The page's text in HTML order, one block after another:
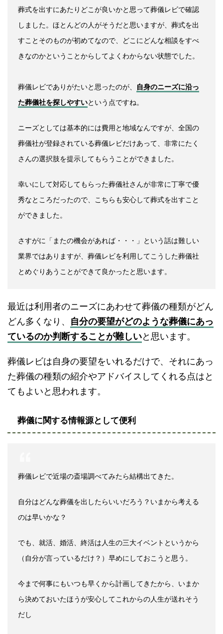
葬式を出すにあたりどこが良いかと思って葬儀レビで確認
しました。 ほとんどの人がそうだと思いますが、葬式を出
すことそのものが初めてなので、どこにどんな相談をすべ
きなのかということからしてよくわからない状態でした。
葬儀レビでありがたいと思ったのが、
自身のニーズに沿っ
た葬儀社を探しやすいという点ですね。
ニーズとしては基本的には費用と地域なんですが、全国の
葬儀社が登録されている葬儀レビだけあって、非常にたく
さんの選択肢を提示してもらうことができました。
幸いにして対応してもらった葬儀社さんが非常に丁寧で優
秀なところだったので、こちらも安心して葬式を出すこと
ができました。
さすがに「またの機会があれば・・・」という話は難しい
業界ではありますが、葬儀レビを利用してこうした葬儀社
とめぐりあうことができて良かったと思います。
最近は利用者のニーズにあわせて葬儀の種類がどん
どん多くなり、 自分の要望がどのような葬儀にあっ
ているのか判断することが難しいと思います。
葬儀レビは自身の要望をいれるだけで、それにあっ
た葬儀の種類の紹介やアドバイスしてくれる点はと
てもよいと思われます。
葬儀に関する情報源として便利
葬儀レビで近場の斎場調べてみたら結構出てきた。
自分はどんな葬儀を出したらいいだろう？いまから考える
のは早いかな？
でも、就活、婚活、終活は人生の三大イベントというから
（自分が言っているだけ？）早めにしておこうと思う。
今まで何事にもいつも早くから計画してきたから、いまか
ら決めておいたほうが安心してこれからの人生が送れそう
だし